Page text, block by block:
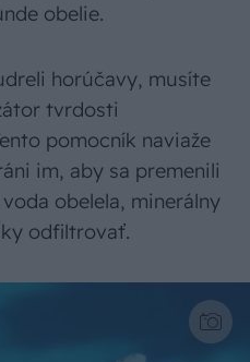
obelie.
horúčavy, musíte
tvrdosti
pomocník naviaže
im, aby sa premenili
obelela, minerálny
odfiltrovať.